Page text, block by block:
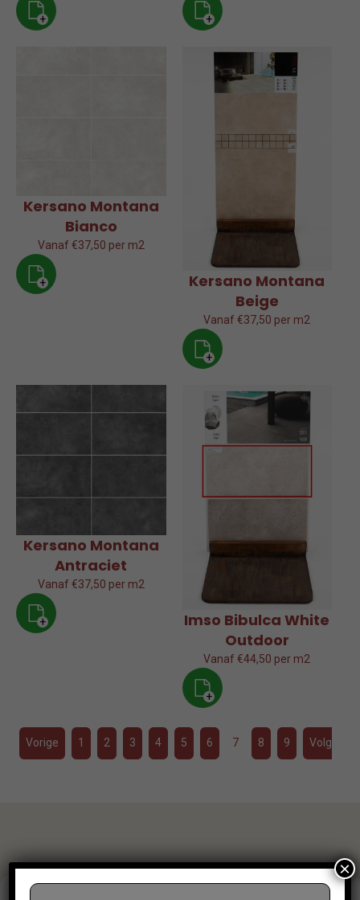
+ +
Kersano Montana
Bianco
Vanaf €37,50 per m2
+
Kersano Montana
Beige
Vanaf €37,50 per m2
+
Kersano Montana
Antraciet
Vanaf €37,50 per m2
+
Imso Bibulca White
Outdoor
Vanaf €44,50 per m2
+
Vorige 1 2 3 4 5 6 7 8 9 Volgende
×